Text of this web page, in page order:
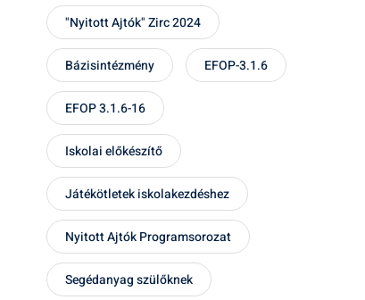
"Nyitott Ajtók" Zirc 2024
Bázisintézmény EFOP-3.1.6
EFOP 3.1.6-16
Iskolai előkészítő
Játékötletek iskolakezdéshez
Nyitott Ajtók Programsorozat
Segédanyag szülőknek